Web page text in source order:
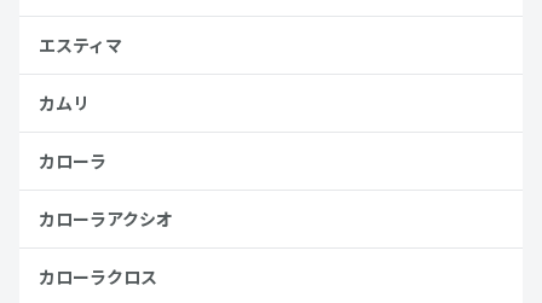
エスティマ
カムリ
カローラ
カローラアクシオ
カローラクロス